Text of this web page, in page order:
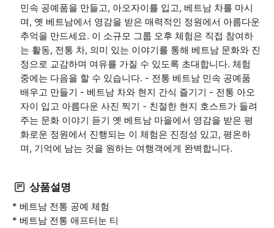
민속 공예품을 만들고, 아오자이를 입고, 베트남 차를 마시
며, 옛 베트남에서 영감을 받은 매력적인 정원에서 아름다운
추억을 만드세요. 이 소규모 그룹 오후 체험은 직접 참여하
는 활동, 전통 차, 의미 있는 이야기를 통해 베트남 문화와 진
정으로 교감하며 여유를 가질 수 있도록 초대합니다. 체험
중에는 다음을 할 수 있습니다. - 전통 베트남 민속 공예품
배우고 만들기 - 베트남 차와 현지 간식 즐기기 - 전통 아오
자이 입고 아름다운 사진 찍기 - 친절한 현지 호스트가 들려
주는 문화 이야기 듣기 옛 베트남 마을에서 영감을 받은 평
화로운 정원에서 진행되는 이 체험은 진정성 있고, 평온하
며, 기억에 남는 것을 원하는 여행객에게 완벽합니다.
상품설명
* 베트남 전통 공예 체험
* 베트남 전통 애프터눈 티